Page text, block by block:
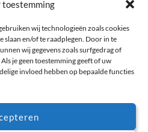
toestemming
wij technologieën zoals cookies
slaan en/of te raadplegen. Door in te
wij gegevens zoals surfgedrag of
je geen toestemming geeft of uw
invloed hebben op bepaalde functies
50, 2201 CZ Noordwijk
OVER ONS
PRIVACY